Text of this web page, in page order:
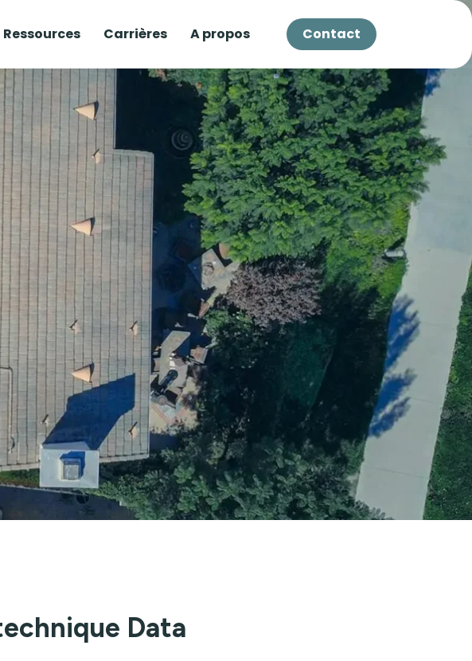
Ressources Carrières A propos Contact
Data